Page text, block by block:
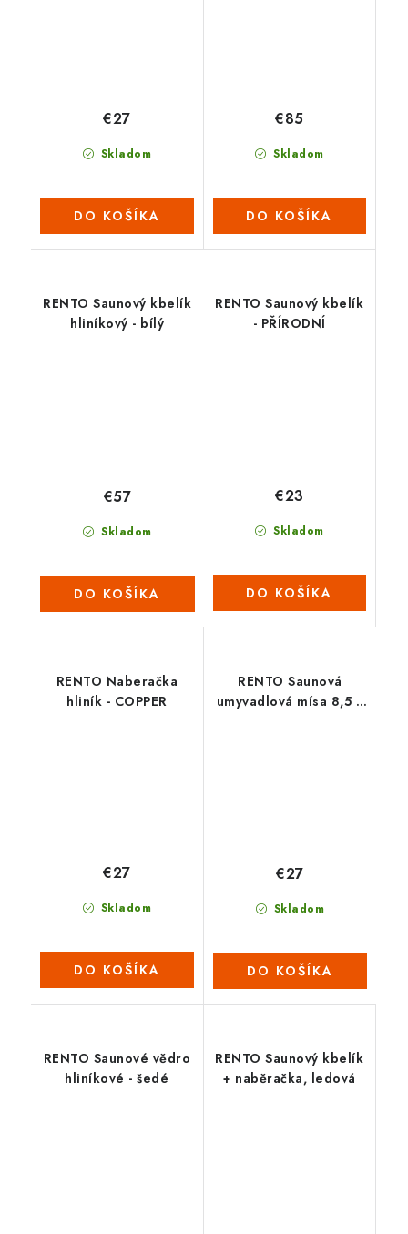
Skladom
€27
DO KOŠÍKA
Skladom
€85
DO KOŠÍKA
RENTO Saunový kbelík
hliníkový - bílý
Skladom
€57
DO KOŠÍKA
RENTO Saunový kbelík
- PŘÍRODNÍ
Skladom
€23
DO KOŠÍKA
RENTO Naberačka
hliník - COPPER
Skladom
€27
DO KOŠÍKA
RENTO Saunová
umyvadlová mísa 8,5 L
Skladom
€27
DO KOŠÍKA
RENTO Saunové vědro
hliníkové - šedé
RENTO Saunový kbelík
+ naběračka, ledová